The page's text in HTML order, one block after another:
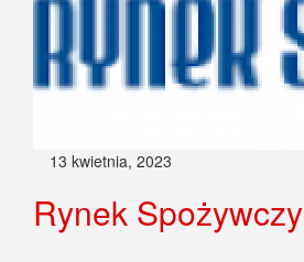
13 kwietnia, 2023
Rynek Spożywczy